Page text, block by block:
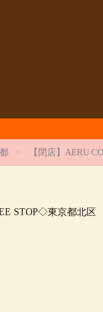
【閉店】AERU